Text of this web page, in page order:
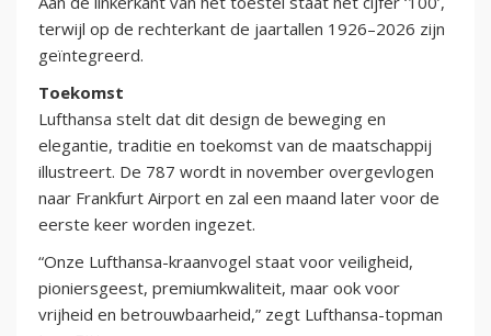
terwijl op de rechterkant de jaartallen 1926–2026 zijn
geïntegreerd.
Toekomst
Lufthansa stelt dat dit design de beweging en
elegantie, traditie en toekomst van de maatschappij
illustreert. De 787 wordt in november overgevlogen
naar Frankfurt Airport en zal een maand later voor de
eerste keer worden ingezet.
“Onze Lufthansa-kraanvogel staat voor veiligheid,
pioniersgeest, premiumkwaliteit, maar ook voor
vrijheid en betrouwbaarheid,” zegt Lufthansa-topman